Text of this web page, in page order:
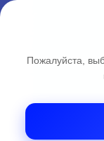
Пожалуйста,